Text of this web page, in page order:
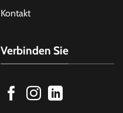
Kontakt
Verbinden Sie